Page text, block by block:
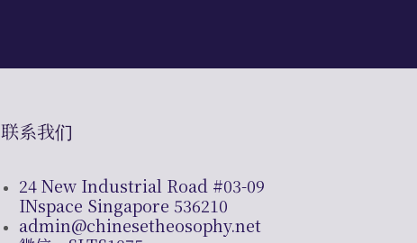
联系我们
24 New Industrial Road #03-09
INspace Singapore 536210
admin@chinesetheosophy.net